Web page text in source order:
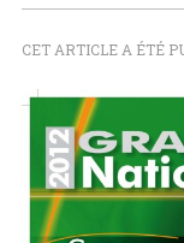
CET ARTICLE A ÉTÉ